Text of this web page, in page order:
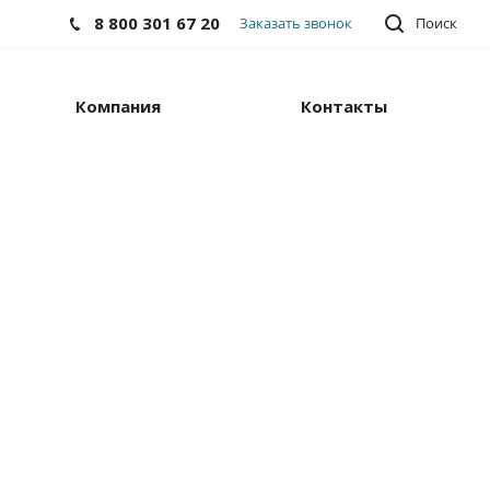
Поиск
8 800 301 67 20 Заказать звонок
Компания Контакты